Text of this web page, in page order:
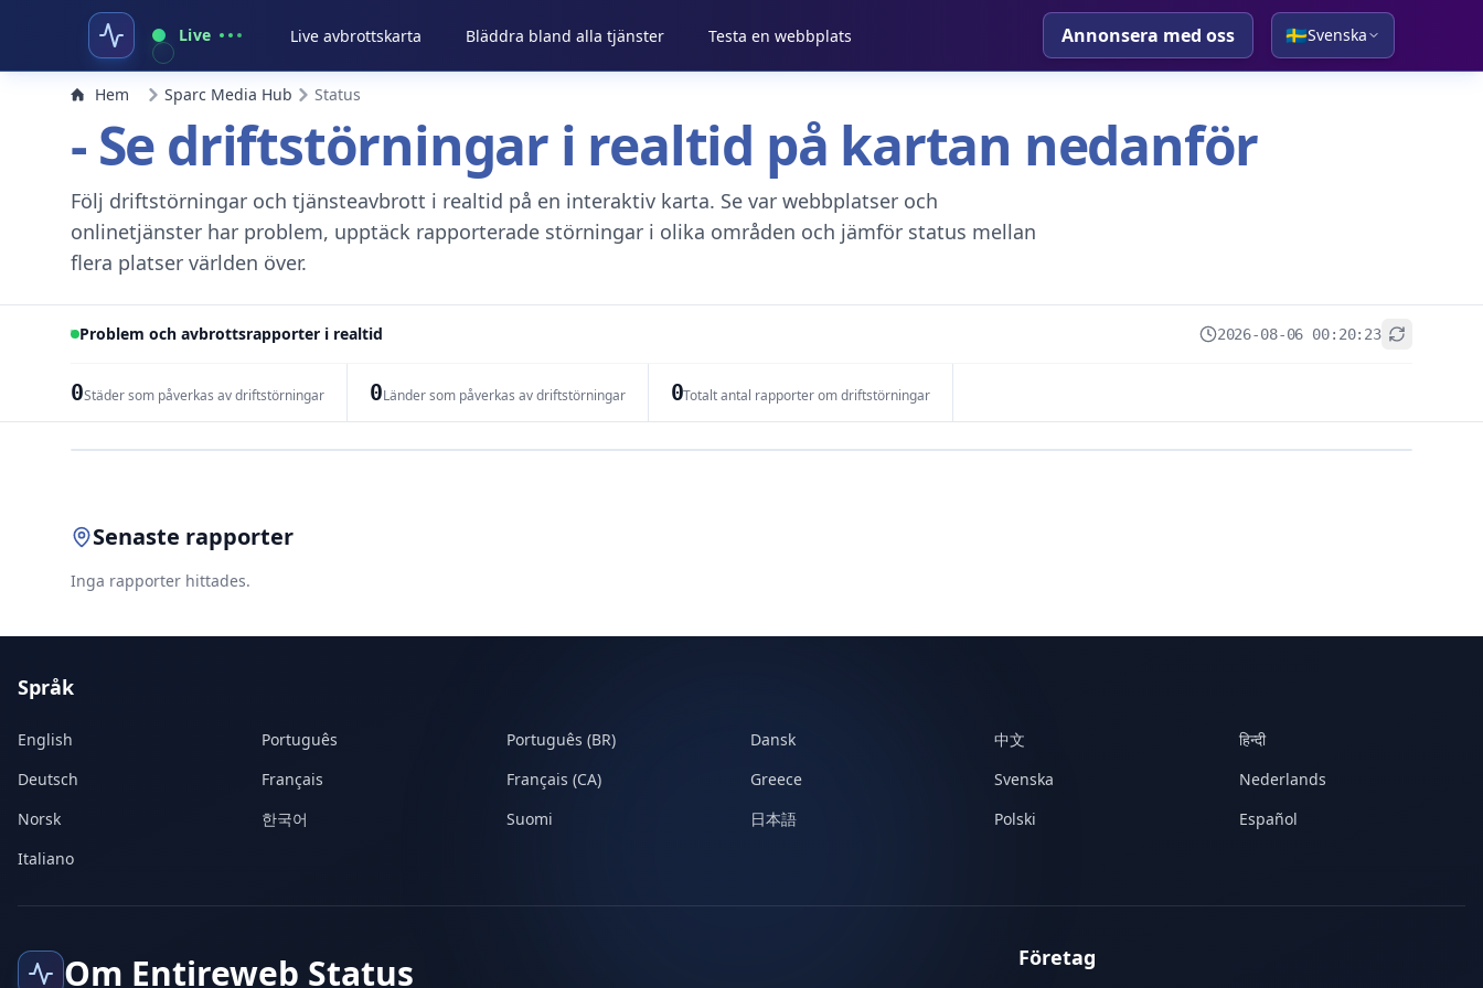
Live Live avbrottskarta Bläddra bland alla tjänster Testa en webbplats Annonsera med oss 🇸🇪Svenska
Hem Sparc Media Hub Status
- Se driftstörningar i realtid på kartan nedanför
Följ driftstörningar och tjänsteavbrott i realtid på en interaktiv karta. Se var webbplatser och
onlinetjänster har problem, upptäck rapporterade störningar i olika områden och jämför status mellan
flera platser världen över.
Problem och avbrottsrapporter i realtid 2026-08-06 00:20:23
0Städer som påverkas av driftstörningar 0Länder som påverkas av driftstörningar 0Totalt antal rapporter om driftstörningar
Senaste rapporter
Inga rapporter hittades.
Språk
English Português Português (BR) Dansk 中文
हिन्दी
Deutsch
Français Français (CA) Greece Svenska
Nederlands
Norsk
한국어 Suomi 日本語 Polski
Español
Italiano
Om Entireweb Status Företag